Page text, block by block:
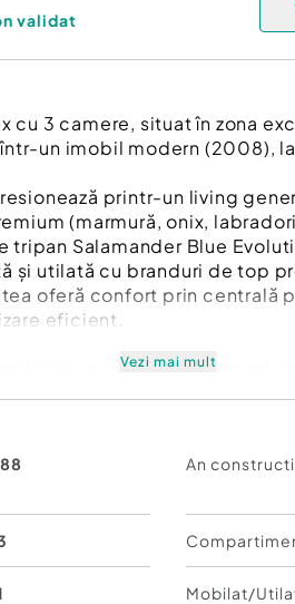
validat
cu 3 camere, situat în zona
un imobil modern (2008),
printr-un living
(marmură, onix,
tripan Salamander Blue
și utilată cu branduri de top
oferă confort prin centrală
eficient.
spațioase, 2 băi
la câțiva pași de Parcul
și de instituții de prestigiu
Vezi mai mult
88 An
Mobilat/